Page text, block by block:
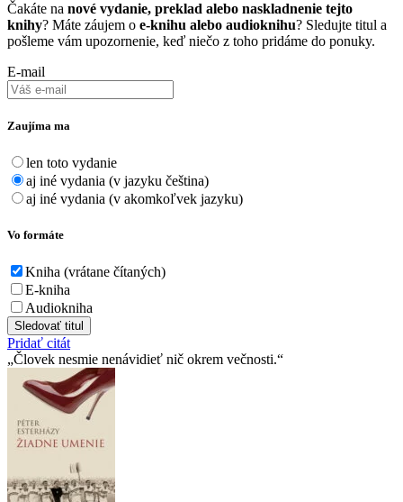
Čakáte na nové vydanie, preklad alebo naskladnenie tejto
knihy? Máte záujem o e-knihu alebo audioknihu? Sledujte titul a
pošleme vám upozornenie, keď niečo z toho pridáme do ponuky.
E-mail
Zaujíma ma
len toto vydanie
aj iné vydania (v jazyku čeština)
aj iné vydania (v akomkoľvek jazyku)
Vo formáte
Kniha (vrátane čítaných)
E-kniha
Audiokniha
Sledovať titul
Pridať citát
Človek nesmie nenávidieť nič okrem večnosti.